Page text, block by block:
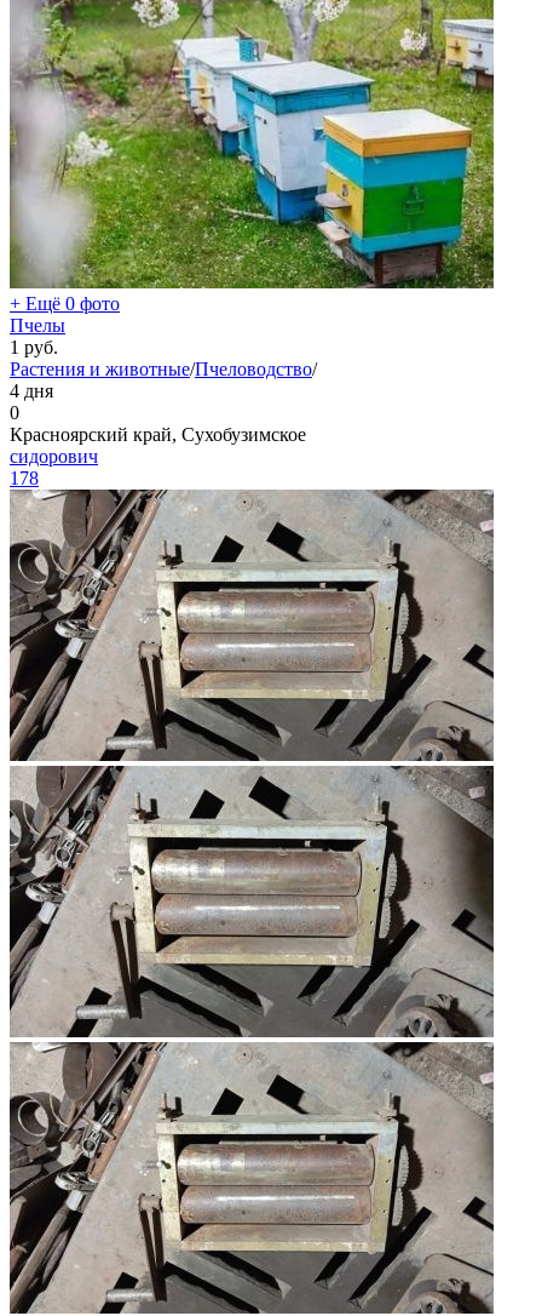
+ Ещё 0 фото
Пчелы
1 руб.
Растения и животные/Пчеловодство/
4 дня
0
Красноярский край, Сухобузимское
сидорович
178